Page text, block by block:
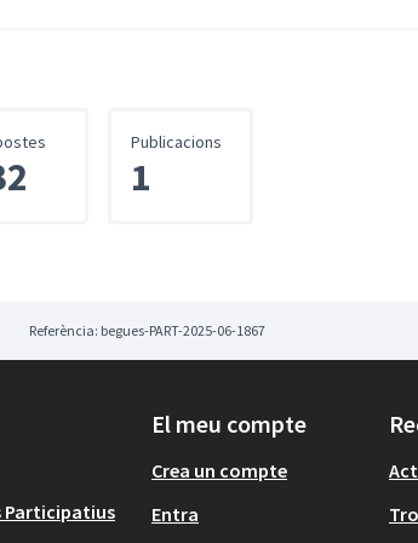
Publicacions
1
Referència: begues-PART-2025-06-1867
Participatius
El meu compte
Crea un compte
Entra